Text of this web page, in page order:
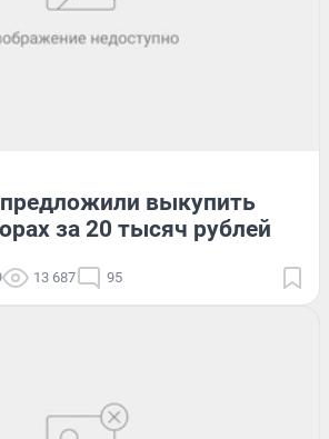
выкупить
за 20 тысяч рублей
13 687 95